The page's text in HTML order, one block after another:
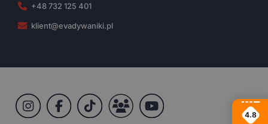
+48 732 125 401
klient@evadywaniki.pl
4.8